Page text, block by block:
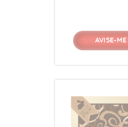
AVISE-ME